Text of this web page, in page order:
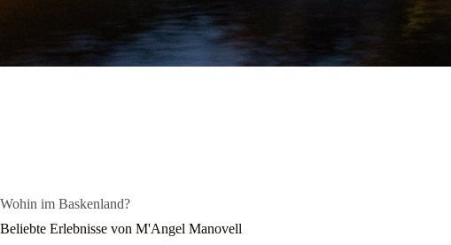
Wohin im Baskenland?
Beliebte Erlebnisse von M'Angel Manovell